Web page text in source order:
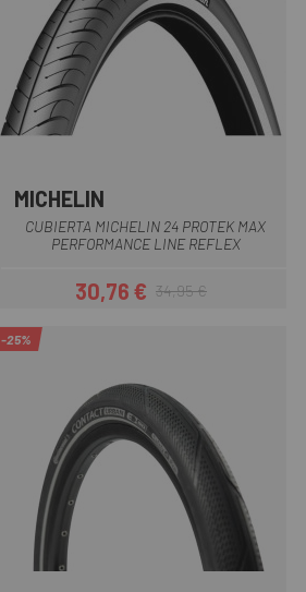
MICHELIN
CUBIERTA MICHELIN 24 PROTEK MAX
PERFORMANCE LINE REFLEX
Precio
30,76 €Precio regular
34,95 €
-25%